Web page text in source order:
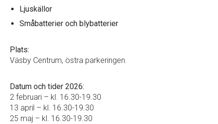
Ljuskällor
Småbatterier och blybatterier
Plats:
Väsby Centrum, östra parkeringen.
Datum och tider 2026:
2 februari – kl. 16.30-19.30
13 april – kl. 16.30-19.30
25 maj – kl. 16.30-19.30